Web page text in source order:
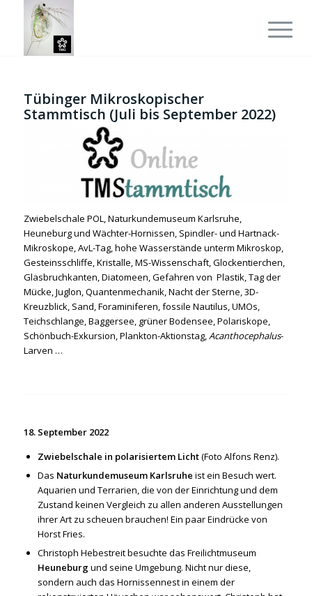
Tübinger Mikroskopischer
Stammtisch (Juli bis September 2022)
Zwiebelschale POL, Naturkundemuseum Karlsruhe,
Heuneburg und Wächter-Hornissen, Spindler- und Hartnack-
Mikroskope, AvL-Tag, hohe Wasserstände unterm Mikroskop,
Gesteinsschliffe, Kristalle, MS-Wissenschaft, Glockentierchen,
Glasbruchkanten, Diatomeen, Gefahren von Plastik, Tag der
Mücke, Juglon, Quantenmechanik, Nacht der Sterne, 3D-
Kreuzblick, Sand, Foraminiferen, fossile Nautilus, UMOs,
Teichschlange, Baggersee, grüner Bodensee, Polariskope,
Schönbuch-Exkursion, Plankton-Aktionstag,Acanthocephalus-
Larven …
18. September 2022
Zwiebelschale in polarisiertem Licht(Foto Alfons Renz).
Das Naturkundemuseum Karlsruhe ist ein Besuch wert.
Aquarien und Terrarien, die von der Einrichtung und dem
Zustand keinen Vergleich zu allen anderen Ausstellungen
ihrer Art zu scheuen brauchen! Ein paar Eindrücke von
Horst Fries.
Christoph Hebestreit besuchte das Freilichtmuseum
Heuneburgund seine Umgebung. Nicht nur diese,
sondern auch das Hornissennest in einem der